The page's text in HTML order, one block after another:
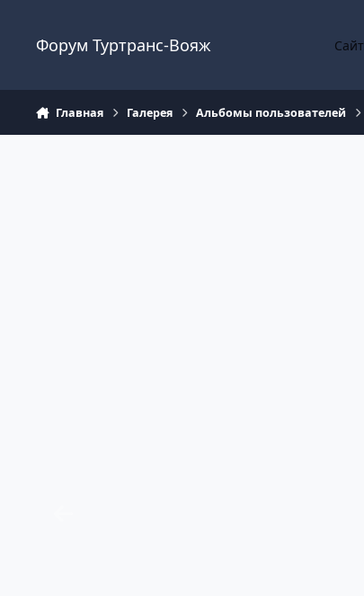
Форум Туртранс-Вояж Сайт
Главная Галерея Альбомы пользователей